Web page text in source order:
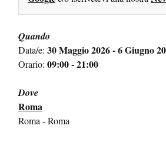
Quando
Data/e: 30 Maggio 2026 - 6 Giugno
Orario: 09:00 - 21:00
Dove
Roma
Roma - Roma